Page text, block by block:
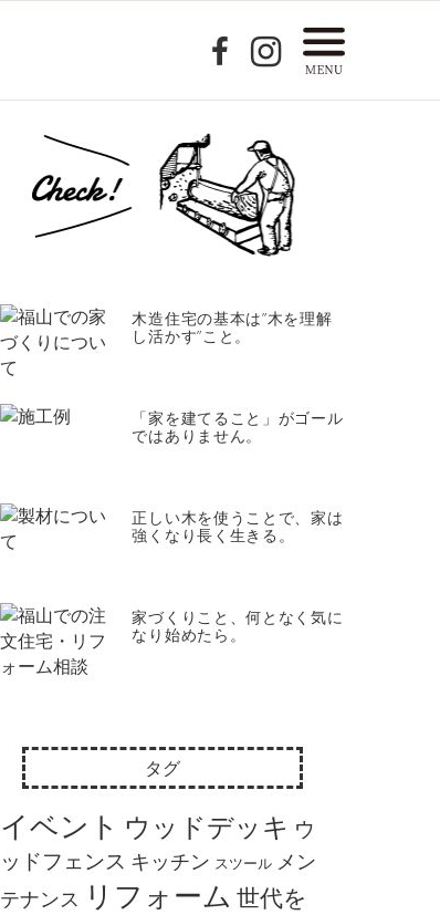
木造住宅の基本は”木を理解
し活かす”こと。
「家を建てること」がゴール
ではありません。
正しい木を使うことで、家は
強くなり長く生きる。
家づくりこと、何となく気に
なり始めたら。
タグ
イベント ウッドデッキ ウ
ッドフェンス キッチン スツール メン
テナンス リフォーム 世代を